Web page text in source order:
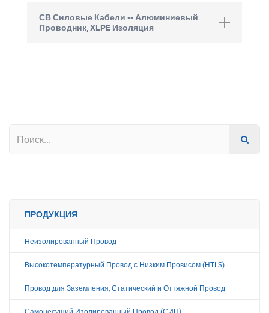
СВ Силовые Кабели -- Алюминиевый
Проводник, XLPE Изоляция
ПРОДУКЦИЯ
Неизолированный Провод
Высокотемпературный Провод с Низким Провисом (HTLS)
Провод для Заземления, Статический и Оттяжной Провод